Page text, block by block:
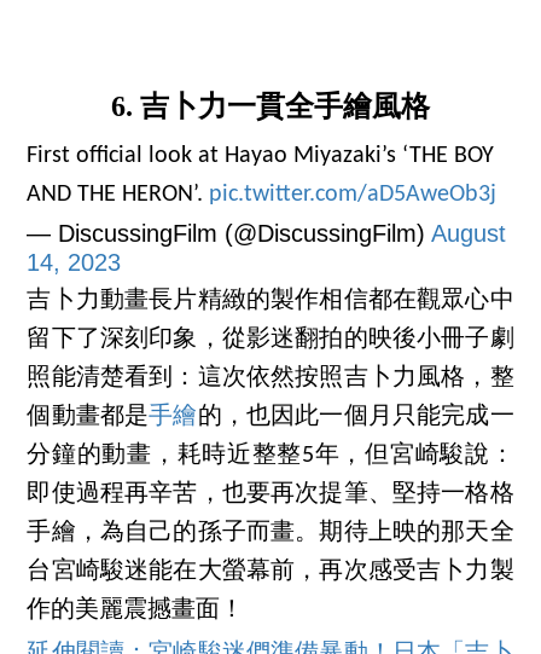
6. 吉卜力一貫全手繪風格
First official look at Hayao Miyazaki’s ‘THE BOY
AND THE HERON’. pic.twitter.com/aD5AweOb3j
— DiscussingFilm (@DiscussingFilm)August
14, 2023
吉卜力動畫長片精緻的製作相信都在觀眾心中
留下了深刻印象，從影迷翻拍的映後小冊子劇
照能清楚看到：這次依然按照吉卜力風格，整
個動畫都是手繪 的，也因此一個月只能完成一
分鐘的動畫，耗時近整整5年，但宮崎駿說：
即使過程再辛苦，也要再次提筆、堅持一格格
手繪，為自己的孫子而畫。期待上映的那天全
台宮崎駿迷能在大螢幕前，再次感受吉卜力製
作的美麗震撼畫面！